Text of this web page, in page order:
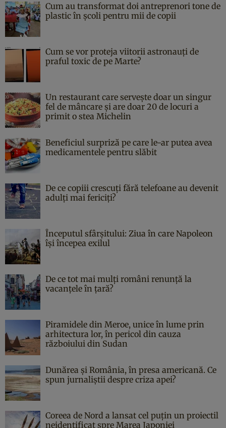
Cum au transformat doi antreprenori tone de
plastic în școli pentru mii de copii
Cum se vor proteja viitorii astronauți de
praful toxic de pe Marte?
Un restaurant care servește doar un singur
fel de mâncare și are doar 20 de locuri a
primit o stea Michelin
Beneficiul surpriză pe care le-ar putea avea
medicamentele pentru slăbit
De ce copiii crescuți fără telefoane au devenit
adulți mai fericiți?
Începutul sfârşitului: Ziua în care Napoleon
îşi începea exilul
De ce tot mai mulți români renunță la
vacanțele în țară?
Piramidele din Meroe, unice în lume prin
arhitectura lor, în pericol din cauza
războiului din Sudan
Dunărea și România, în presa americană. Ce
spun jurnaliștii despre criza apei?
Coreea de Nord a lansat cel puțin un proiectil
neidentificat spre Marea Japoniei